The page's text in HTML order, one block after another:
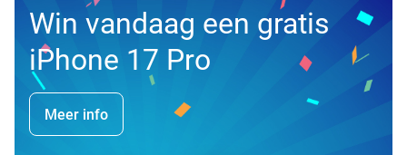
Win vandaag een gratis
iPhone 17 Pro
Meer info